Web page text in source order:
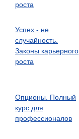
роста
Успех - не
случайность.
Законы карьерного
роста
Опционы. Полный
курс для
профессионалов